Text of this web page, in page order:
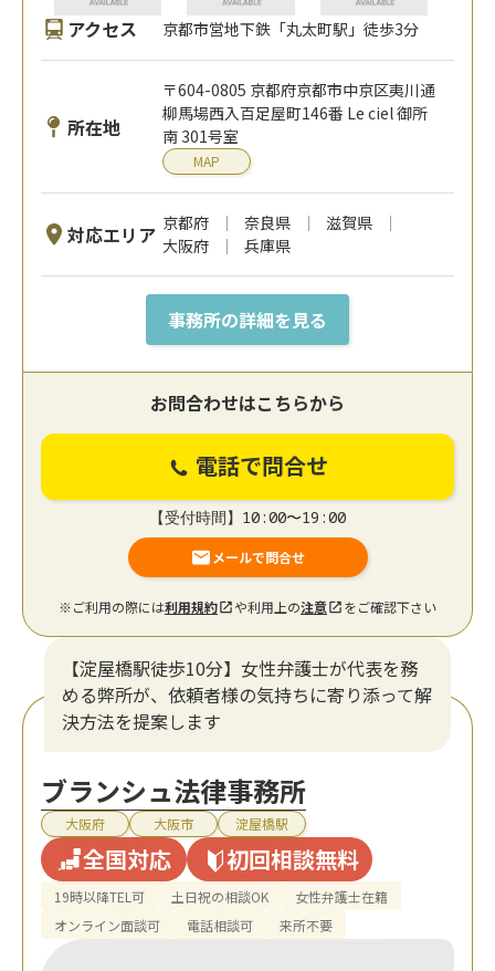
アクセス 京都市営地下鉄「丸太町駅」徒歩3分
所在地
〒604-0805 京都府京都市中京区夷川通
柳馬場西入百足屋町146番 Le ciel 御所
南 301号室
MAP
対応エリア 京都府 奈良県
滋賀県
大阪府
兵庫県
事務所の詳細を見る
お問合わせはこちらから
電話で問合せ
【受付時間】10:00〜19:00
メールで問合せ
※ご利用の際には利用規約 や利用上の注意 をご確認下さい
【淀屋橋駅徒歩10分】女性弁護士が代表を務
める弊所が、依頼者様の気持ちに寄り添って解
決方法を提案します
ブランシュ法律事務所
大阪府 大阪市 淀屋橋駅
全国対応 初回相談無料
19時以降TEL可 土日祝の相談OK
女性弁護士在籍
オンライン面談可
電話相談可 来所不要